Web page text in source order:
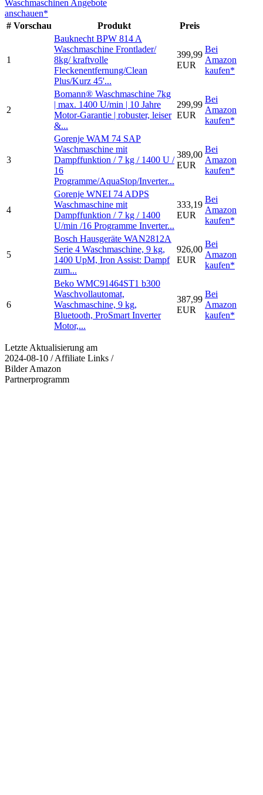
Waschmaschinen Angebote
anschauen*
# Vorschau Produkt Preis
1
Bauknecht BPW 814 A
Waschmaschine Frontlader/
8kg/ kraftvolle
Fleckenentfernung/Clean
Plus/Kurz 45'...
399,99
EUR
Bei
Amazon
kaufen*
2
Bomann® Waschmaschine 7kg
| max. 1400 U/min | 10 Jahre
Motor-Garantie | robuster, leiser
&...
299,99
EUR
Bei
Amazon
kaufen*
3
Gorenje WAM 74 SAP
Waschmaschine mit
Dampffunktion / 7 kg / 1400 U /
16
Programme/AquaStop/Inverter...
389,00
EUR
Bei
Amazon
kaufen*
4
Gorenje WNEI 74 ADPS
Waschmaschine mit
Dampffunktion / 7 kg / 1400
U/min /16 Programme Inverter...
333,19
EUR
Bei
Amazon
kaufen*
5
Bosch Hausgeräte WAN2812A
Serie 4 Waschmaschine, 9 kg,
1400 UpM, Iron Assist: Dampf
zum...
926,00
EUR
Bei
Amazon
kaufen*
6
Beko WMC91464ST1 b300
Waschvollautomat,
Waschmaschine, 9 kg,
Bluetooth, ProSmart Inverter
Motor,...
387,99
EUR
Bei
Amazon
kaufen*
Letzte Aktualisierung am
2024-08-10 / Affiliate Links /
Bilder Amazon
Partnerprogramm